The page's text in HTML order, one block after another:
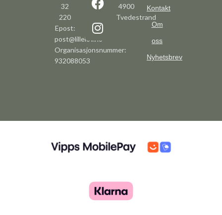
32
220
Epost:
post@lillelov.no
Organisasjonsnummer:
932088053
4900
Tvedestrand
Kontakt
Om
oss
Nyhetsbrev